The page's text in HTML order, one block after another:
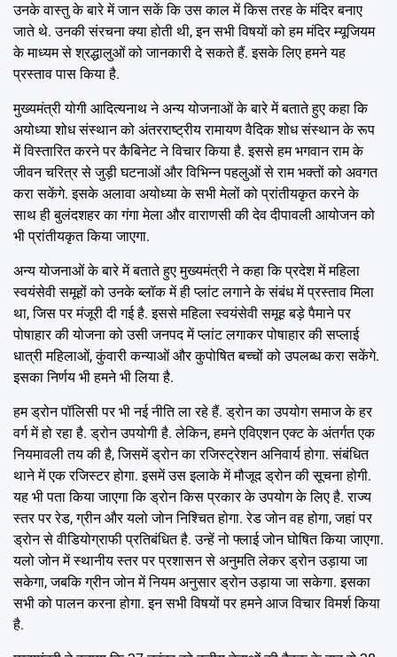
उनके वास्तु के बारे में जान सकें कि उस काल में किस तरह के मंदिर बनाए
जाते थे. उनकी संरचना क्या होती थी, इन सभी विषयों को हम मंदिर म्यूजियम
के माध्यम से श्रद्धालुओं को जानकारी दे सकते हैं. इसके लिए हमने यह
प्रस्ताव पास किया है.
मुख्यमंत्री योगी आदित्यनाथ ने अन्य योजनाओं के बारे में बताते हुए कहा कि
अयोध्या शोध संस्थान को अंतरराष्ट्रीय रामायण वैदिक शोध संस्थान के रूप
में विस्तारित करने पर कैबिनेट ने विचार किया है. इससे हम भगवान राम के
जीवन चरित्र से जुड़ी घटनाओं और विभिन्न पहलुओं से राम भक्तों को अवगत
करा सकेंगे. इसके अलावा अयोध्या के सभी मेलों को प्रांतीयकृत करने के
साथ ही बुलंदशहर का गंगा मेला और वाराणसी की देव दीपावली आयोजन को
भी प्रांतीयकृत किया जाएगा.
अन्य योजनाओं के बारे में बताते हुए मुख्यमंत्री ने कहा कि प्रदेश में महिला
स्वयंसेवी समूहों को उनके ब्लॉक में ही प्लांट लगाने के संबंध में प्रस्ताव मिला
था, जिस पर मंजूरी दी गई है. इससे महिला स्वयंसेवी समूह बड़े पैमाने पर
पोषाहार की योजना को उसी जनपद में प्लांट लगाकर पोषाहार की सप्लाई
धात्री महिलाओं, कुंवारी कन्याओं और कुपोषित बच्चों को उपलब्ध करा सकेंगे.
इसका निर्णय भी हमने भी लिया है.
हम ड्रोन पॉलिसी पर भी नई नीति ला रहे हैं. ड्रोन का उपयोग समाज के हर
वर्ग में हो रहा है. ड्रोन उपयोगी है. लेकिन, हमने एविएशन एक्ट के अंतर्गत एक
नियमावली तय की है, जिसमें ड्रोन का रजिस्ट्रेशन अनिवार्य होगा. संबंधित
थाने में एक रजिस्टर होगा. इसमें उस इलाके में मौजूद ड्रोन की सूचना होगी.
यह भी पता किया जाएगा कि ड्रोन किस प्रकार के उपयोग के लिए है. राज्य
स्तर पर रेड, ग्रीन और यलो जोन निश्चित होगा. रेड जोन वह होगा, जहां पर
ड्रोन से वीडियोग्राफी प्रतिबंधित है. उन्हें नो फ्लाई जोन घोषित किया जाएगा.
यलो जोन में स्थानीय स्तर पर प्रशासन से अनुमति लेकर ड्रोन उड़ाया जा
सकेगा, जबकि ग्रीन जोन में नियम अनुसार ड्रोन उड़ाया जा सकेगा. इसका
सभी को पालन करना होगा. इन सभी विषयों पर हमने आज विचार विमर्श किया
है.